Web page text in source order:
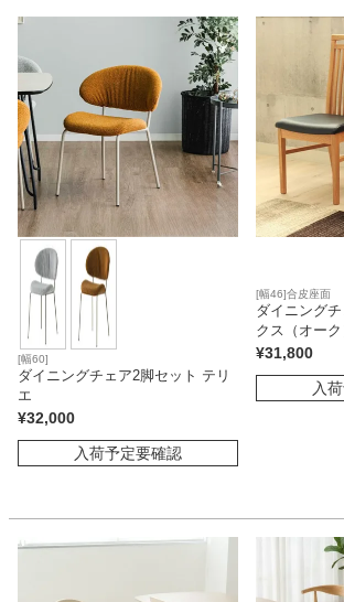
[幅60]
ダイニングチェア2脚セット テリ
エ
¥32,000
入荷予定要確認
[幅46]合皮座面
ダイニング
クス（オーク
¥31,800
入